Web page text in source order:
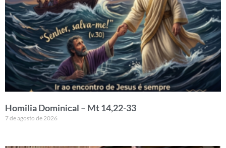
Homilia Dominical – Mt 14,22-33
7 de agosto de 2026